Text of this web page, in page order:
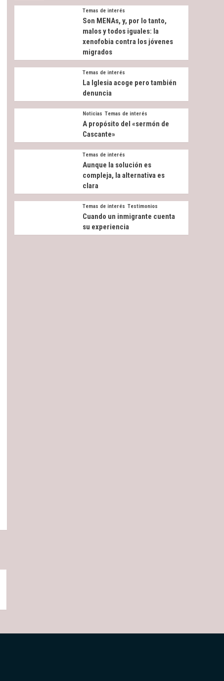
Temas de interés
Son MENAs, y, por lo tanto,
malos y todos iguales: la
xenofobia contra los jóvenes
migrados
Temas de interés
La Iglesia acoge pero también
denuncia
Noticias Temas de interés
A propósito del «sermón de
Cascante»
Temas de interés
Aunque la solución es
compleja, la alternativa es
clara
Temas de interés Testimonios
Cuando un inmigrante cuenta
su experiencia